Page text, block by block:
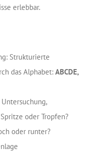
erlebbar.
Strukturierte
das Alphabet: ABCDE,
oder Tropfen?
oder runter?